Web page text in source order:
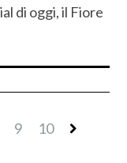
di oggi, il Fiore
9 10